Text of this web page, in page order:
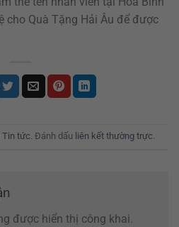
cho Quà Tặng Hải Âu để được
Tin tức. Đánh dấu liên kết thường trực.
được hiển thị công khai.